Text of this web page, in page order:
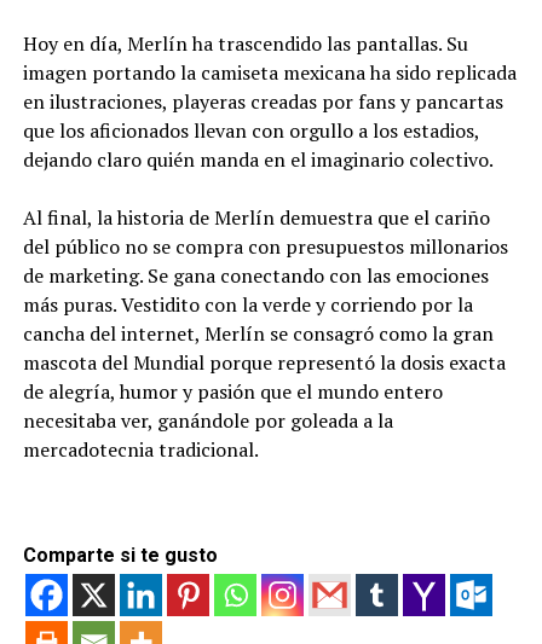
Hoy en día, Merlín ha trascendido las pantallas. Su
imagen portando la camiseta mexicana ha sido replicada
en ilustraciones, playeras creadas por fans y pancartas
que los aficionados llevan con orgullo a los estadios,
dejando claro quién manda en el imaginario colectivo.
Al final, la historia de Merlín demuestra que el cariño
del público no se compra con presupuestos millonarios
de marketing. Se gana conectando con las emociones
más puras. Vestidito con la verde y corriendo por la
cancha del internet, Merlín se consagró como la gran
mascota del Mundial porque representó la dosis exacta
de alegría, humor y pasión que el mundo entero
necesitaba ver, ganándole por goleada a la
mercadotecnia tradicional.
Comparte si te gusto